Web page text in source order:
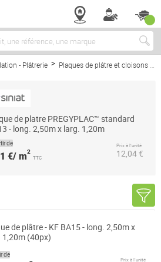
Chercher
- Plâtrerie Plaques de plâtre et cloisons
de platre PREGYPLAC™ standard
- long. 2,50m x larg. 1,20m
de
€/ m2
TTC
Prix à l’unité
12,04 €
de plâtre - KF BA15 - long. 2,50m x
1,20m (40px)
de
Prix à l’unité